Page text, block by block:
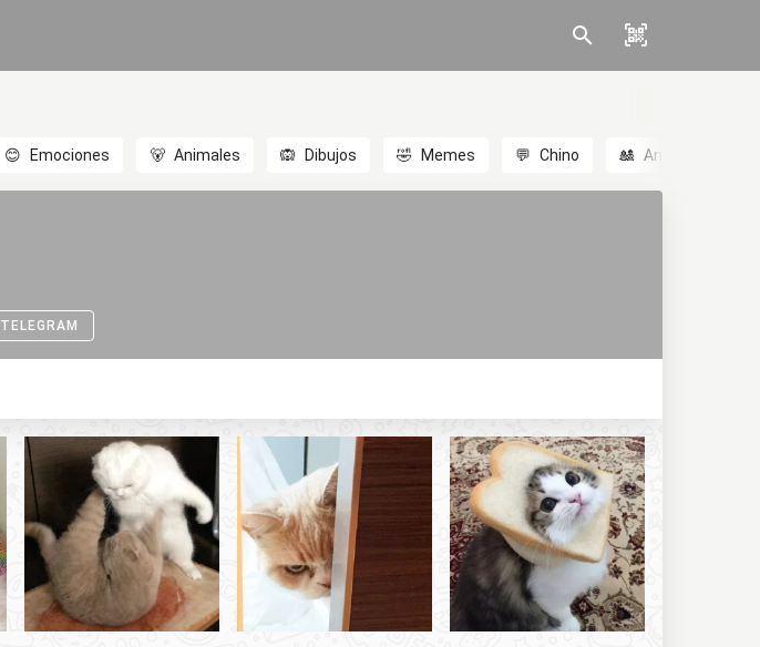
😊 Emociones 🐻 Animales 🙉 Dibujos 🤣 Memes 💬 Chino 🎎 Anime
TELEGRAM